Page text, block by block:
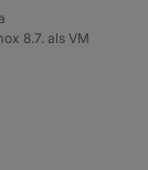
8.7. als VM